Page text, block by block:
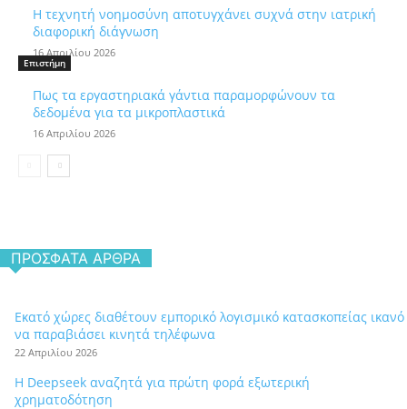
Η τεχνητή νοημοσύνη αποτυγχάνει συχνά στην ιατρική
διαφορική διάγνωση
16 Απριλίου 2026
Επιστήμη
Πως τα εργαστηριακά γάντια παραμορφώνουν τα
δεδομένα για τα μικροπλαστικά
16 Απριλίου 2026
ΠΡΌΣΦΑΤΑ ΆΡΘΡΑ
Εκατό χώρες διαθέτουν εμπορικό λογισμικό κατασκοπείας ικανό
να παραβιάσει κινητά τηλέφωνα
22 Απριλίου 2026
Η Deepseek αναζητά για πρώτη φορά εξωτερική
χρηματοδότηση